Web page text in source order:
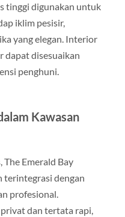
tinggi digunakan untuk
iklim pesisir,
yang elegan. Interior
dapat disesuaikan
penghuni.
Kawasan
The Emerald Bay
terintegrasi dengan
profesional.
dan tertata rapi,